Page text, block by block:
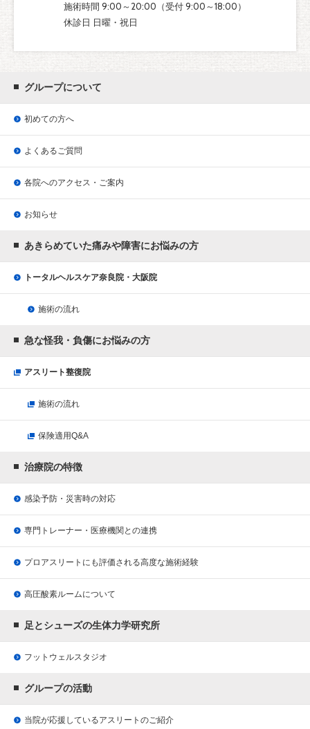
施術時間 9:00～20:00（受付 9:00～18:00）
休診日 日曜・祝日
グループについて
初めての方へ
よくあるご質問
各院へのアクセス・ご案内
お知らせ
あきらめていた痛みや障害にお悩みの方
トータルヘルスケア奈良院・大阪院
施術の流れ
急な怪我・負傷にお悩みの方
アスリート整復院
施術の流れ
保険適用Q&A
治療院の特徴
感染予防・災害時の対応
専門トレーナー・医療機関との連携
プロアスリートにも評価される高度な施術経験
高圧酸素ルームについて
足とシューズの生体力学研究所
フットウェルスタジオ
グループの活動
当院が応援しているアスリートのご紹介